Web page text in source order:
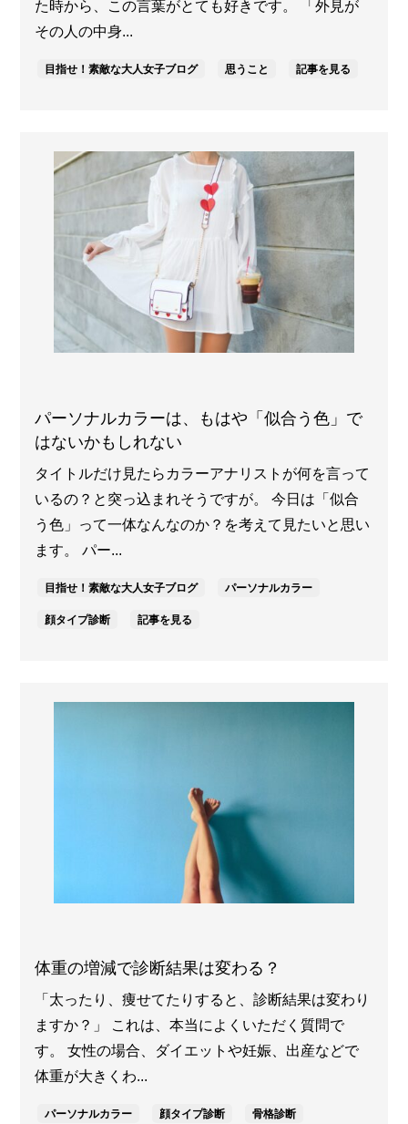
た時から、この言葉がとても好きです。 「外見が
その人の中身...
目指せ！素敵な大人女子ブログ 思うこと 記事を見る
パーソナルカラーは、もはや「似合う色」で
はないかもしれない
タイトルだけ見たらカラーアナリストが何を言って
いるの？と突っ込まれそうですが。 今日は「似合
う色」って一体なんなのか？を考えて見たいと思い
ます。 パー...
目指せ！素敵な大人女子ブログ パーソナルカラー
顔タイプ診断 記事を見る
体重の増減で診断結果は変わる？
「太ったり、痩せてたりすると、診断結果は変わり
ますか？」 これは、本当によくいただく質問で
す。 女性の場合、ダイエットや妊娠、出産などで
体重が大きくわ...
パーソナルカラー 顔タイプ診断 骨格診断